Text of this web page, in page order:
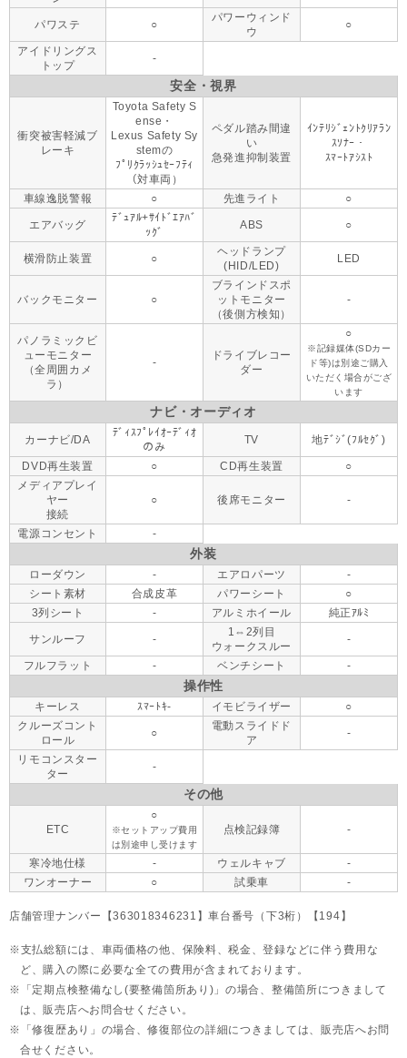
パワステ ○
パワーウィンド
ウ
○
アイドリングス
トップ
-
安全・視界
衝突被害軽減ブ
レーキ
Toyota Safety S
ense・
Lexus Safety Sy
stemの
ﾌﾟﾘｸﾗｯｼｭｾｰﾌﾃｨ
（対車両）
ペダル踏み間違
い
急発進抑制装置
ｲﾝﾃﾘｼﾞｪﾝﾄｸﾘｱﾗﾝ
ｽｿﾅｰ・
ｽﾏｰﾄｱｼｽﾄ
車線逸脱警報 ○ 先進ライト ○
エアバッグ
ﾃﾞｭｱﾙ+ｻｲﾄﾞｴｱﾊﾞ
ｯｸﾞ
ABS ○
横滑防止装置 ○
ヘッドランプ
(HID/LED)
LED
バックモニター ○
ブラインドスポ
ットモニター
（後側方検知）
-
パノラミックビ
ューモニター
（全周囲カメ
ラ）
-
ドライブレコー
ダー
○
※記録媒体(SDカー
ド等)は別途ご購入
いただく場合がござ
います
ナビ・オーディオ
カーナビ/DA
ﾃﾞｨｽﾌﾟﾚｲｵｰﾃﾞｨｵ
のみ
TV 地ﾃﾞｼﾞ(ﾌﾙｾｸﾞ)
DVD再生装置 ○ CD再生装置
○
メディアプレイ
ヤー
接続
○ 後席モニター -
電源コンセント -
外装
ローダウン - エアロパーツ
-
シート素材
合成皮革 パワーシート
○
3列シート
- アルミホイール 純正ｱﾙﾐ
サンルーフ -
1⇔2列目
ウォークスルー
-
フルフラット - ベンチシート -
操作性
キーレス ｽﾏｰﾄｷ- イモビライザー
○
クルーズコント
ロール
○
電動スライドド
ア
-
リモコンスター
ター
-
その他
ETC
○
※セットアップ費用
は別途申し受けます
点検記録簿 -
寒冷地仕様 - ウェルキャブ
-
ワンオーナー
○ 試乗車 -
店舗管理ナンバー【363018346231】車台番号（下3桁）【194】
支払総額には、車両価格の他、保険料、税金、登録などに伴う費用な
ど、購入の際に必要な全ての費用が含まれております。
「定期点検整備なし(要整備箇所あり)」の場合、整備箇所につきまして
は、販売店へお問合せください。
「修復歴あり」の場合、修復部位の詳細につきましては、販売店へお問
合せください。